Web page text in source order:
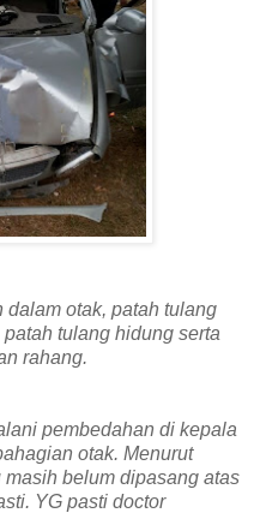
otak, patah tulang
tulang hidung serta
rahang.
pembedahan di kepala
otak. Menurut
belum dipasang atas
YG pasti doctor